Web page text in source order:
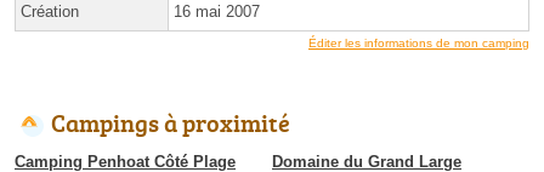
Création 16 mai 2007
Éditer les informations de mon camping
Campings à proximité
Camping Penhoat Côté Plage
Domaine du Grand Large